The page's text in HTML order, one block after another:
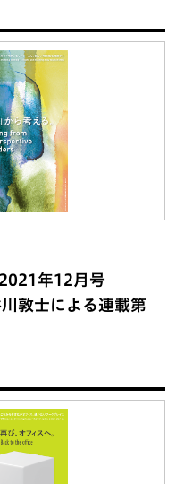
年12月号
敦士による連載第